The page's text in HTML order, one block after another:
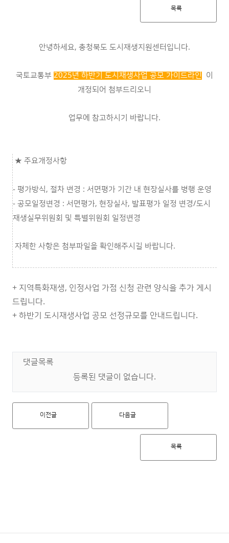
목록
안녕하세요, 충청북도 도시재생지원센터입니다.
국토교통부 2025년 하반기 도시재생사업 공모 가이드라인
이
개정되어 첨부드리오니
업무에 참고하시기 바랍니다.
★ 주요개정사항
- 평가방식, 절차 변경 : 서면평가 기간 내 현장실사를 병행 운영
- 공모일정변경 : 서면평가, 현장실사, 발표평가 일정 변경/도시
재생실무위원회 및 특별위원회 일정변경
자체한 사항은 첨부파일을 확인해주시길 바랍니다.
+ 지역특화재생, 인정사업 가점 신청 관련 양식을 추가 게시
드립니다.
+ 하반기 도시재생사업 공모 선정규모를 안내드립니다.
댓글목록
등록된 댓글이 없습니다.
이전글 다음글
목록